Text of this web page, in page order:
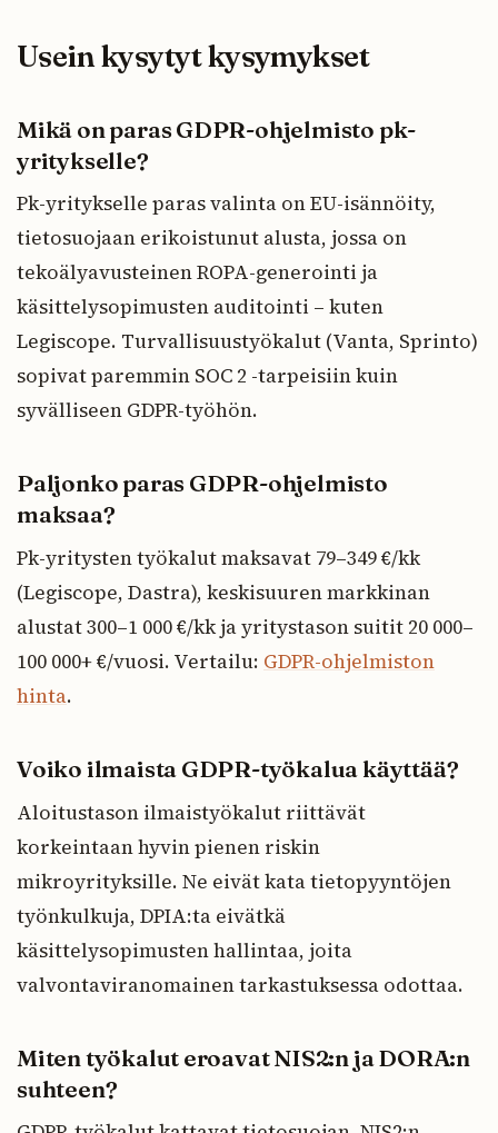
Usein kysytyt kysymykset
Mikä on paras GDPR-ohjelmisto pk-
yritykselle?
Pk-yritykselle paras valinta on EU-isännöity,
tietosuojaan erikoistunut alusta, jossa on
tekoälyavusteinen ROPA-generointi ja
käsittelysopimusten auditointi – kuten
Legiscope. Turvallisuustyökalut (Vanta, Sprinto)
sopivat paremmin SOC 2 -tarpeisiin kuin
syvälliseen GDPR-työhön.
Paljonko paras GDPR-ohjelmisto
maksaa?
Pk-yritysten työkalut maksavat 79–349 €/kk
(Legiscope, Dastra), keskisuuren markkinan
alustat 300–1 000 €/kk ja yritystason suitit 20 000–
100 000+ €/vuosi. Vertailu: GDPR-ohjelmiston
hinta.
Voiko ilmaista GDPR-työkalua käyttää?
Aloitustason ilmaistyökalut riittävät
korkeintaan hyvin pienen riskin
mikroyrityksille. Ne eivät kata tietopyyntöjen
työnkulkuja, DPIA:ta eivätkä
käsittelysopimusten hallintaa, joita
valvontaviranomainen tarkastuksessa odottaa.
Miten työkalut eroavat NIS2:n ja DORA:n
suhteen?